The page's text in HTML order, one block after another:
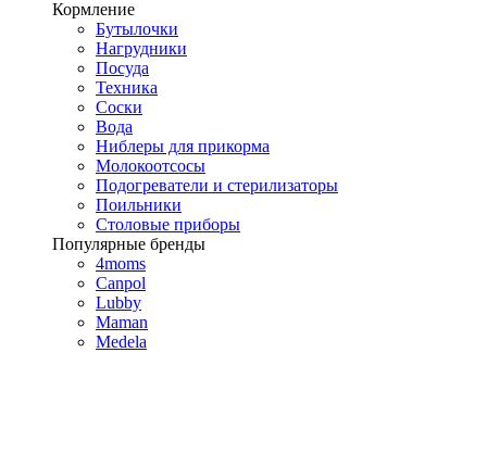
Кормление
Бутылочки
Нагрудники
Посуда
Техника
Соски
Вода
Ниблеры для прикорма
Молокоотсосы
Подогреватели и стерилизаторы
Поильники
Столовые приборы
Популярные бренды
4moms
Canpol
Lubby
Maman
Medela